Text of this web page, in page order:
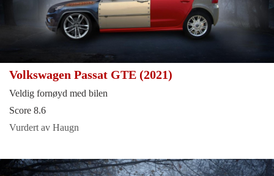
Volkswagen Passat GTE (2021)
Veldig fornøyd med bilen
Score 8.6
Vurdert av Haugn